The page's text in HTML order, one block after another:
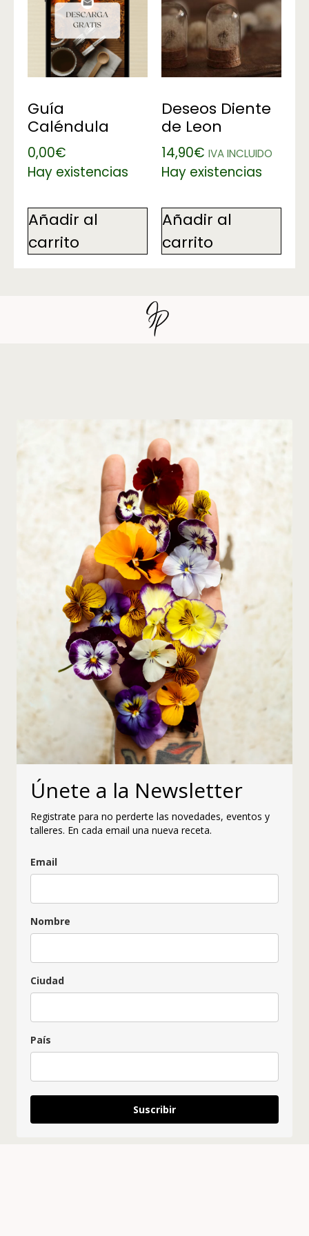
Guía
Caléndula
0,00€
Hay existencias
Añadir al
carrito
Deseos Diente
de Leon
14,90€ IVA INCLUIDO
Hay existencias
Añadir al
carrito
Únete a la Newsletter
Registrate para no perderte las novedades, eventos y
talleres. En cada email una nueva receta.
Email
Nombre
Ciudad
País
Suscribir